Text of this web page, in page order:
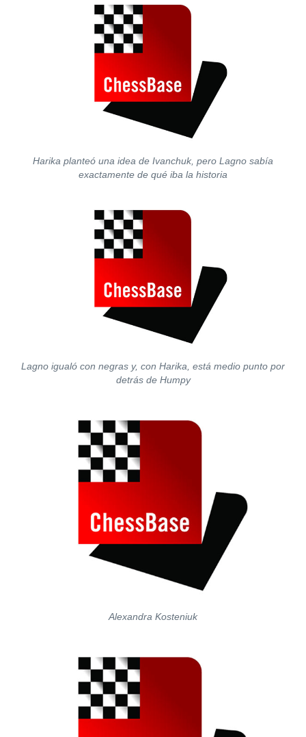
Harika planteó una idea de Ivanchuk, pero Lagno sabía
exactamente de qué iba la historia
Lagno igualó con negras y, con Harika, está medio punto por
detrás de Humpy
Alexandra Kosteniuk